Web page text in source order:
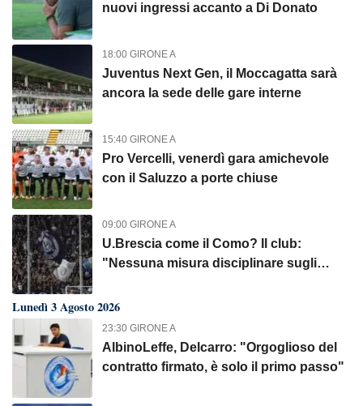
nuovi ingressi accanto a Di Donato
18:00 GIRONE A
Juventus Next Gen, il Moccagatta sarà
ancora la sede delle gare interne
15:40 GIRONE A
Pro Vercelli, venerdì gara amichevole
con il Saluzzo a porte chiuse
09:00 GIRONE A
U.Brescia come il Como? Il club:
"Nessuna misura disciplinare sugli
Lunedì 3 Agosto 2026
23:30 GIRONE A
AlbinoLeffe, Delcarro: "Orgoglioso del
contratto firmato, è solo il primo passo"